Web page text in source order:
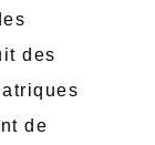
des
de